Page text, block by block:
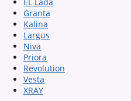
Granta
Kalina
Largus
Niva
Priora
Revolution
Vesta
XRAY